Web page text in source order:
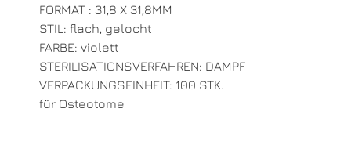
FORMAT : 31,8 X 31,8MM
STIL: flach, gelocht
FARBE: violett
STERILISATIONSVERFAHREN: DAMPF
VERPACKUNGSEINHEIT: 100 STK.
für Osteotome